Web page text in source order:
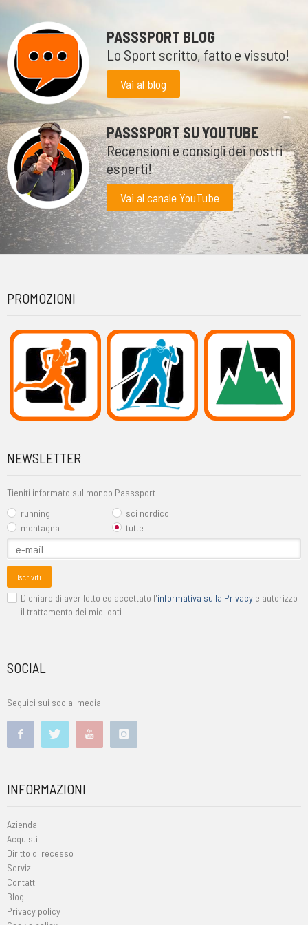
PASSSPORT BLOG
Lo Sport scritto, fatto e vissuto!
Vai al blog
PASSSPORT SU YOUTUBE
Recensioni e consigli dei nostri
esperti!
Vai al canale YouTube
PROMOZIONI
NEWSLETTER
Tieniti informato sul mondo Passsport
running
sci nordico
montagna
tutte
Iscriviti
Dichiaro di aver letto ed accettato l'informativa sulla Privacy e autorizzo
il trattamento dei miei dati
SOCIAL
Seguici sui social media
INFORMAZIONI
Azienda
Acquisti
Diritto di recesso
Servizi
Contatti
Blog
Privacy policy